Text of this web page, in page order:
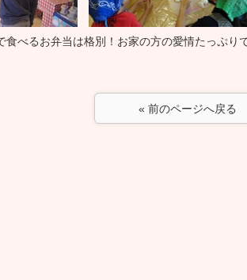
食べるお弁当は格別！お家の方の愛情たっぷり
« 前のページへ戻る